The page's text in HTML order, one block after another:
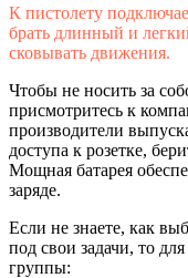
К пистолету
брать длинный и
сковывать движения.
Чтобы не носить за
присмотритесь к
производители
доступа к розетке,
Мощная батарея
заряде.
Если не знаете, как
под свои задачи, то
группы: